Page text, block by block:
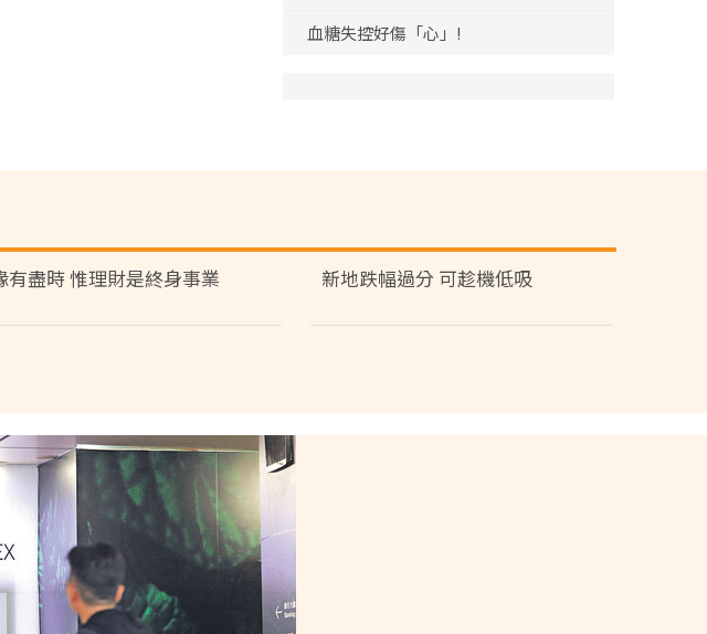
血糖失控好傷「心」!
有盡時 惟理財是終身事業 新地跌幅過分 可趁機低吸